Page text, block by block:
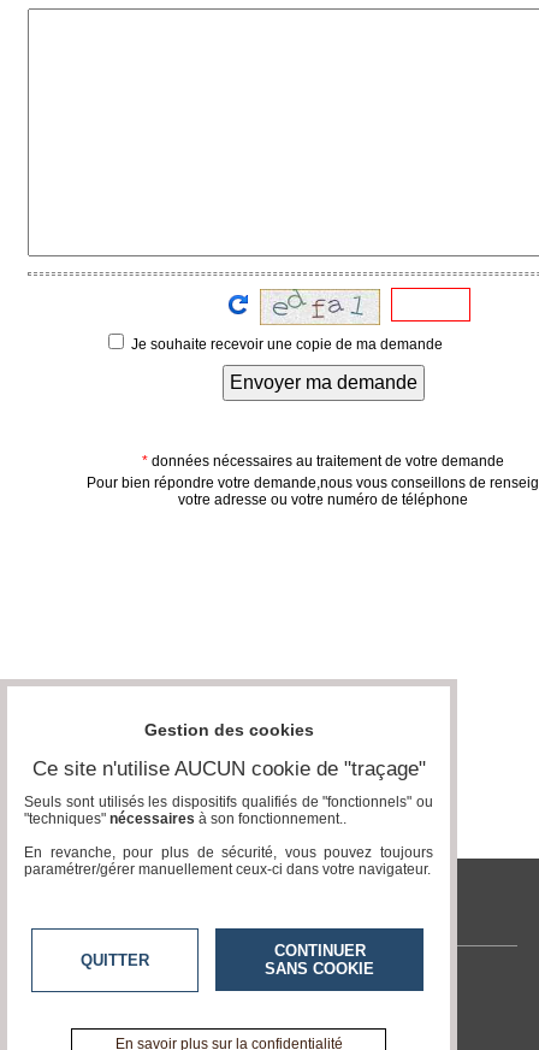
éditeur
Je souhaite recevoir une copie de ma demande
Envoyer ma demande
* données nécessaires au traitement de votre demande
Pour bien répondre votre demande,nous vous conseillons de
votre adresse ou votre numéro de téléphone
tvlocale.fr
Contactez-nous
A propos de tvlocale.fr
Gestion des cookies
Ce site n'utilise AUCUN cookie de "traçage"
Seuls sont utilisés les dispositifs qualifiés de "fonctionnels" ou
"techniques" nécessaires à son fonctionnement..
En revanche, pour plus de sécurité, vous pouvez toujours
paramétrer/gérer manuellement ceux-ci dans votre navigateur.
QUITTER
CONTINUER
SANS COOKIE
En savoir plus sur la confidentialité